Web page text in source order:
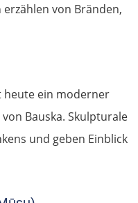
von Bränden,
heute ein moderner
Bauska. Skulpturale
und geben Einblick